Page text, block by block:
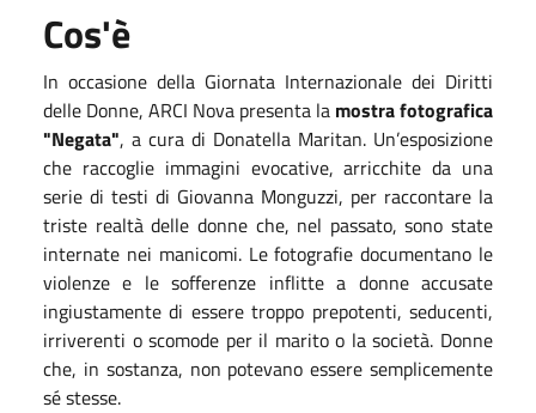
Cos'è
In occasione della Giornata Internazionale dei Diritti
delle Donne, ARCI Nova presenta la mostra fotografica
"Negata", a cura di Donatella Maritan. Un’esposizione
che raccoglie immagini evocative, arricchite da una
serie di testi di Giovanna Monguzzi, per raccontare la
triste realtà delle donne che, nel passato, sono state
internate nei manicomi. Le fotografie documentano le
violenze e le sofferenze inflitte a donne accusate
ingiustamente di essere troppo prepotenti, seducenti,
irriverenti o scomode per il marito o la società. Donne
che, in sostanza, non potevano essere semplicemente
sé stesse.